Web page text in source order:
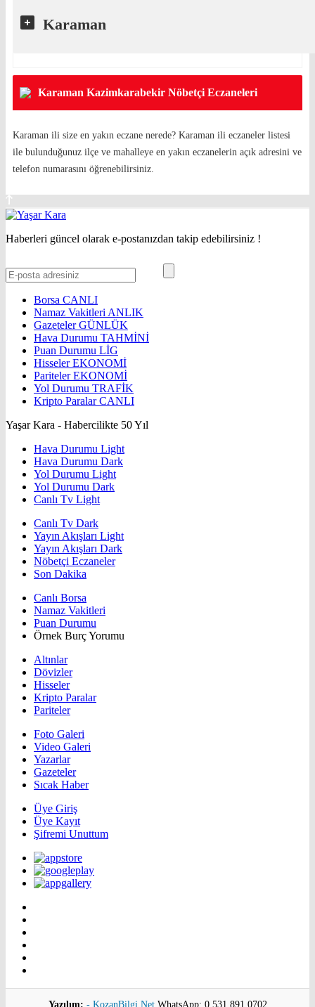
Karaman
Karaman Kazimkarabekir Nöbetçi Eczaneleri
Karaman ili size en yakın eczane nerede? Karaman ili eczaneler listesi
ile bulunduğunuz ilçe ve mahalleye en yakın eczanelerin açık adresini ve
telefon numarasını öğrenebilirsiniz.
Haberleri güncel olarak e-postanızdan takip edebilirsiniz !
Borsa CANLI
Namaz Vakitleri ANLIK
GazetelerGÜNLÜK
Hava Durumu TAHMİNİ
Puan Durumu LİG
HisselerEKONOMİ
ParitelerEKONOMİ
Yol Durumu TRAFİK
Kripto ParalarCANLI
Yaşar Kara - Habercilikte 50 Yıl
Hava Durumu Light
Hava Durumu Dark
Yol Durumu Light
Yol Durumu Dark
Canlı Tv Light
Canlı Tv Dark
Yayın Akışları Light
Yayın Akışları Dark
Nöbetçi Eczaneler
Son Dakika
Canlı Borsa
Namaz Vakitleri
Puan Durumu
Örnek Burç Yorumu
Altınlar
Dövizler
Hisseler
Kripto Paralar
Pariteler
Foto Galeri
Video Galeri
Yazarlar
Gazeteler
Sıcak Haber
Üye Giriş
Üye Kayıt
Şifremi Unuttum
Yazılım: - KozanBilgi.Net WhatsApp: 0 531 891 0702